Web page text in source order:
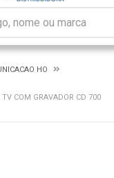
HO
TV COM GRAVADOR CD 700